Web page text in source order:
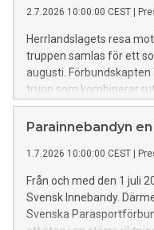
2.7.2026 10:00:00 CEST
Herrlandslagets resa
truppen samlas för ett
augusti.
trupp som kombinerar
inför höstens avgörande
Parainnebandyn
1.7.2026 10:00:00 CEST
Från och med den 1 juli
Svensk Innebandy.
Svenska